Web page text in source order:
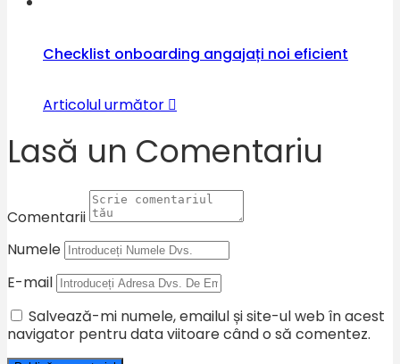
Checklist onboarding angajați noi eficient
Articolul următor
Lasă un Comentariu
Comentarii
Numele
E-mail
Salvează-mi numele, emailul și site-ul web în acest
navigator pentru data viitoare când o să comentez.